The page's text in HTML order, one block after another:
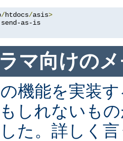
/htdocs/asis>
マ向けの
機能を実装
しれないも
た。詳しく